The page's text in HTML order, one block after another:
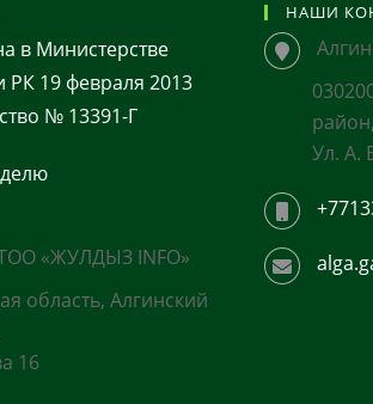
в Министерстве
19 февраля 2013
№ 13391-Г
«ЖУЛДЫЗ INFO»
область, Алгинский
16
НАШИ
Ул. А.